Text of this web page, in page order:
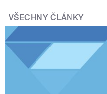
VŠECHNY ČLÁNKY